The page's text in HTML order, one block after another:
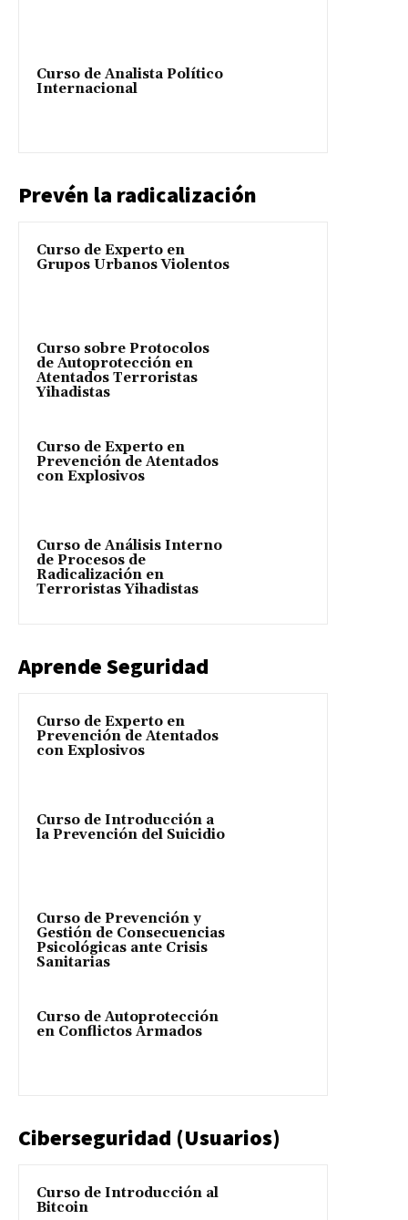
Curso de Analista Político
Internacional
Prevén la radicalización
Curso de Experto en
Grupos Urbanos Violentos
Curso sobre Protocolos
de Autoprotección en
Atentados Terroristas
Yihadistas
Curso de Experto en
Prevención de Atentados
con Explosivos
Curso de Análisis Interno
de Procesos de
Radicalización en
Terroristas Yihadistas
Aprende Seguridad
Curso de Experto en
Prevención de Atentados
con Explosivos
Curso de Introducción a
la Prevención del Suicidio
Curso de Prevención y
Gestión de Consecuencias
Psicológicas ante Crisis
Sanitarias
Curso de Autoprotección
en Conflictos Armados
Ciberseguridad (Usuarios)
Curso de Introducción al
Bitcoin